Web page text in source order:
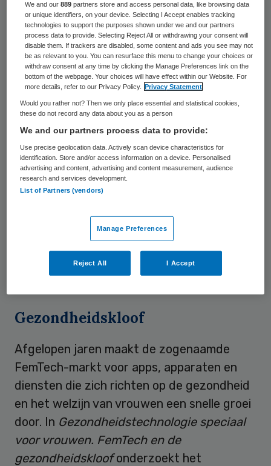
technologie. Dat blijkt uit nieuw onderzoek
van het Rathenau Instituut, dat dinsdag
wordt gepubliceerd.
Wereldwijd hebben vrouwen een slechtere
gezondheid dan mannen en minder toegang
tot gezondheidsdiensten en
geneesmiddelen. Uit cijfers van de
Nederlandse Emancipatiemonitor blijkt dat
het aantal levensjaren in goede gezondheid
jaar tegenover 73,5 jaar. Vrouwen voelen
zich ook minder gezond en ervaren vaker
dan mannen lichamelijke en psychische
problemen.
Gezondheidskloof
Afgelopen jaren maakt de zogenaamde
FemTech-markt voor apps, apparaten en
diensten die zich richten op de gezondheid
en het welzijn van vrouwen een snelle groei
door. In Gezondheidstechnologie speciaal
voor vrouwen. FemTech en de
gezondheidskloofonderzoekt het
We and our889 partners store and access personal data, like browsing data
or unique identifiers, on your device. Selecting I Accept enables tracking
technologies to support the purposes shown under we and our partners
process data to provide. Selecting Reject All or withdrawing your consent will
disable them. If trackers are disabled, some content and ads you see may not
be as relevant to you. You can resurface this menu to change your choices or
withdraw consent at any time by clicking the Manage Preferences link on the
bottom of the webpage. Your choices will have effect within our Website. For
more details, refer to our Privacy Policy.
Privacy Statement
Would you rather not? Then we only place essential and statistical cookies,
these do not record any data about you as a person
We and our partners process data to provide:
Use precise geolocation data. Actively scan device characteristics for
identification. Store and/or access information on a device. Personalised
advertising and content, advertising and content measurement, audience
research and services development.
List of Partners (vendors)
Manage Preferences
Reject All I Accept